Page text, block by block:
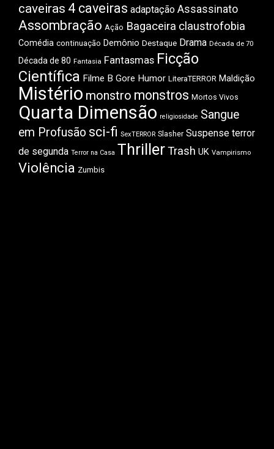
caveiras 4 caveiras adaptação Assassinato
Assombração Ação Bagaceira claustrofobia
Comédia continuação Demônio Destaque Drama Década de 70
Década de 80 Fantasia Fantasmas Ficção
Científica Filme B Gore Humor LiteraTERROR Maldição
Mistério monstro monstros Mortos Vivos
Quarta Dimensão religiosidade Sangue
em Profusão sci-fi SexTERROR Slasher Suspense terror
de segunda Terror na Casa ThrillerTrash UK Vampirismo
Violência Zumbis